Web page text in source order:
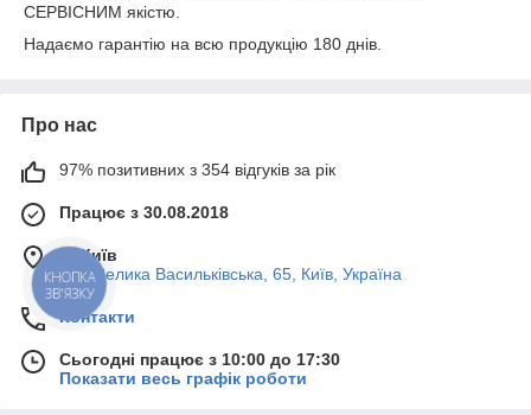
СЕРВІСНИМ якістю.
Надаємо гарантію на всю продукцію 180 днів.
Про нас
97% позитивних з 354 відгуків за рік
Працює з 30.08.2018
м. Київ
вул. Велика Васильківська, 65, Київ, Україна
Контакти
Сьогодні працює з 10:00 до 17:30
Показати весь графік роботи
КНОПКА
ЗВ'ЯЗКУ